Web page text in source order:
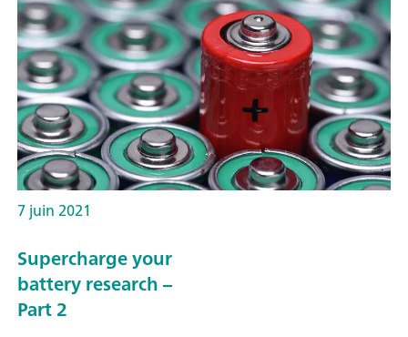
7 juin 2021
Supercharge your
battery research –
Part 2